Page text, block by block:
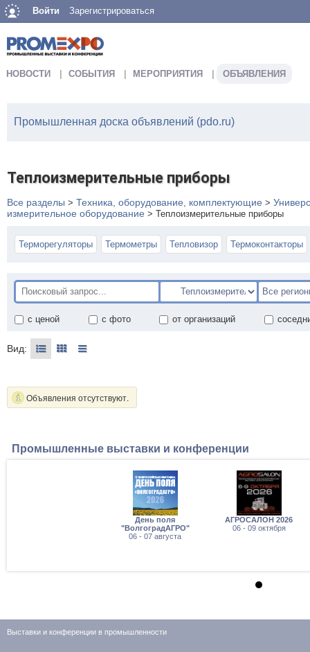
Войти Зарегистрироваться
НОВОСТИ СОБЫТИЯ МЕРОПРИЯТИЯ ОБЪЯВЛЕНИЯ
Промышленная доска объявлений (pdo.ru)
Теплоизмерительные приборы
Все разделы > Техника, оборудование, комплектующие >
измерительное оборудование > Теплоизмерительные приборы
Терморегуляторы Термометры Тепловизор Термоконтакторы
с ценой с фото от организаций
Вид:
Объявления отсутствуют.
Промышленные выставки и конференции
День поля
"ВолгоградАГРО"
06 - 07 августа
АГРОСАЛОН 2026
06 - 09 октября
Выставки и конференции в промышленности